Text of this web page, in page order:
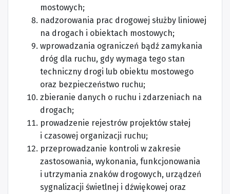
mostowych;
nadzorowania prac drogowej służby liniowej
na drogach i obiektach mostowych;
wprowadzania ograniczeń bądź zamykania
dróg dla ruchu, gdy wymaga tego stan
techniczny drogi lub obiektu mostowego
oraz bezpieczeństwo ruchu;
zbieranie danych o ruchu i zdarzeniach na
drogach;
prowadzenie rejestrów projektów stałej
i czasowej organizacji ruchu;
przeprowadzanie kontroli w zakresie
zastosowania, wykonania, funkcjonowania
i utrzymania znaków drogowych, urządzeń
sygnalizacji świetlnej i dźwiękowej oraz